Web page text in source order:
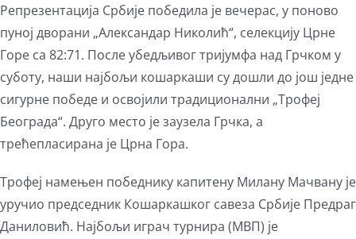
View
Larger
Image
Репрезентација Србије победила је вечерас, у поново
пуној дворани „Александар Николић“, селекцију Црне
Горе са 82:71. После убедљивог тријумфа над Грчком у
суботу, наши најбољи кошаркаши су дошли до још једне
сигурне победе и освојили традиционални „Трофеј
Београда“. Друго место је заузела Грчка, а
трећепласирана је Црна Гора.
Трофеј намењен победнику капитену Милану Мачвану је
уручио председник Кошаркашког савеза Србије Предраг
Даниловић. Најбољи играч турнира (МВП) је